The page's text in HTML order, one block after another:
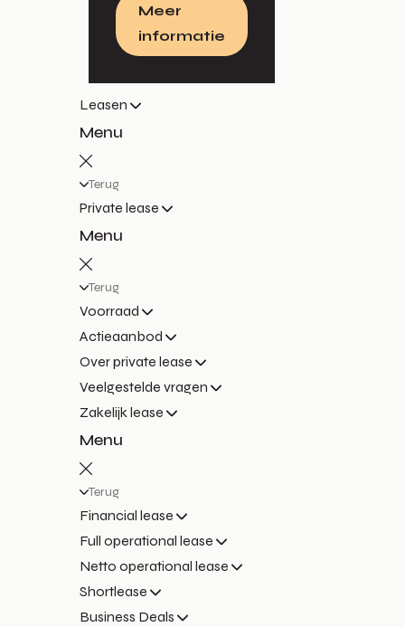
Meer
informatie
Leasen
Menu
Terug
Private lease
Menu
Terug
Voorraad
Actieaanbod
Over private lease
Veelgestelde vragen
Zakelijk lease
Menu
Terug
Financial lease
Full operational lease
Netto operational lease
Shortlease
Business Deals